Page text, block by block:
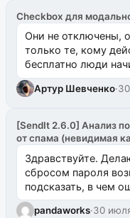
Checkbox для
Они не отключены,
только те, кому
бесплатно люди
Артур Шевченко·
[SendIt 2.6.0] Анализ
от спама (невидимая
Здравствуйте.
сбросом пароля
подсказать, в чем
одноименном
pandaworks·30